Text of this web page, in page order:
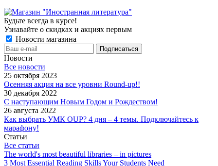
Будьте всегда в курсе!
Узнавайте о скидках и акциях первым
Новости магазина
Новости
Все новости
25 октября 2023
Осенняя акция на все уровни Round-up!!
30 декабря 2022
С наступающим Новым Годом и Рождеством!
26 августа 2022
Как выбрать УМК OUP? 4 дня – 4 темы. Подключайтесь к
марафону!
Статьи
Все статьи
The world's most beautiful libraries – in pictures
3 Most Essential Reading Skills Your Students Need